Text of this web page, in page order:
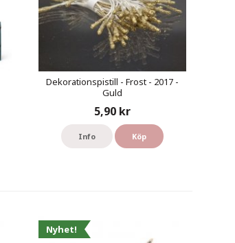
Dekorationspistill - Frost - 2017 -
Guld
5,90 kr
Info Köp
Nyhet!